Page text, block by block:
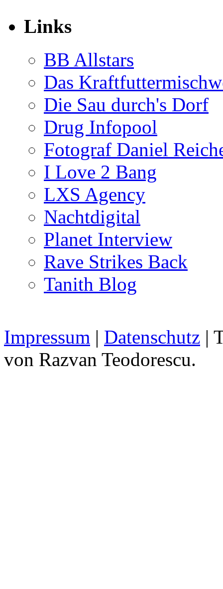
Links
BB Allstars
Das
Die Sau durch's Dorf
Drug Infopool
Fotograf Daniel
I Love 2 Bang
LXS Agency
Nachtdigital
Planet Interview
Rave Strikes Back
Tanith Blog
Impressum | Datenschutz |
von Razvan Teodorescu.